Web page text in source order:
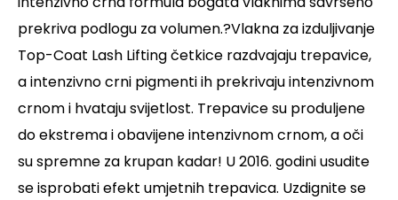
prekriva podlogu za volumen.?Vlakna za izduljivanje
Top-Coat Lash Lifting cˇetkice razdvajaju trepavice,
a intenzivno crni pigmenti ih prekrivaju intenzivnom
crnom i hvataju svijetlost. Trepavice su produljene
do ekstrema i obavijene intenzivnom crnom, a ocˇi
su spremne za krupan kadar! U 2016. godini usudite
se isprobati efekt umjetnih trepavica. Uzdignite se